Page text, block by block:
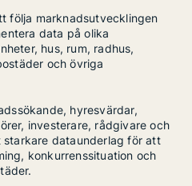
följa marknadsutvecklingen
data på olika
hus, rum, radhus,
och övriga
hyresvärdar,
investerare, rådgivare och
dataunderlag för att
konkurrenssituation och